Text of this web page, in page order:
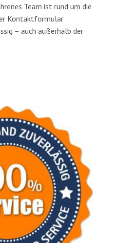
Team ist rund um die
Kontaktformular
– auch außerhalb der